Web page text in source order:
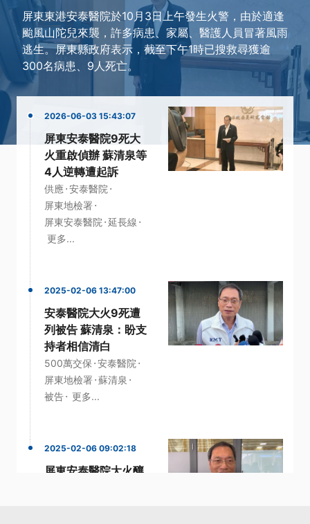
屏東東港安泰醫院於10月3日上午發生火警，由於適逢
颱風山陀兒來襲，許多病患、家屬、醫護人員冒著風雨
逃生。屏東縣政府表示，截至下午1時已搜救尋獲逾
300名病患、9人死亡。
2026-06-03 15:43:07
屏東安泰醫院9死大
火重啟偵辦 蘇清泉等
4人逆轉遭起訴
供應·安泰醫院 ·
屏東地檢署 ·
屏東安泰醫院 ·延長線 ·
更多...
2025-02-06 13:47:00
安泰醫院大火9死遭
列被告 蘇清泉：盼支
持者相信清白
500萬交保 ·安泰醫院 ·
屏東地檢署 ·蘇清泉 ·
被告· 更多...
2025-02-06 09:02:18
屏東安泰醫院大火釀